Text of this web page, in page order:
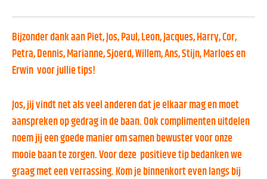
Bijzonder dank aan Piet, Jos, Paul, Leon, Jacques, Harry, Cor,
Petra, Dennis, Marianne, Sjoerd, Willem, Ans, Stijn, Marloes en
Erwin voor jullie tips!
Jos, jij vindt net als veel anderen dat je elkaar mag en moet
aanspreken op gedrag in de baan. Ook complimenten uitdelen
noem jij een goede manier om samen bewuster voor onze
mooie baan te zorgen. Voor deze positieve tip bedanken we
graag met een verrassing. Kom je binnenkort even langs bij